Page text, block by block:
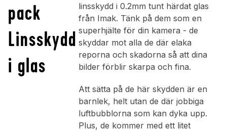
pack
Linsskydd
i glas
linsskydd i 0.2mm tunt härdat glas
från Imak. Tänk på dem som en
superhjälte för din kamera - de
skyddar mot alla de där elaka
reporna och skadorna så att dina
bilder förblir skarpa och fina.
Att sätta på de här skydden är en
barnlek, helt utan de där jobbiga
luftbubblorna som kan dyka upp.
Plus, de kommer med ett litet